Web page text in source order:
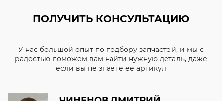
ПОЛУЧИТЬ КОНСУЛЬТАЦИЮ
У нас большой опыт по подбору запчастей, и мы с
радостью поможем вам найти нужную деталь, даже
если вы не знаете ее артикул